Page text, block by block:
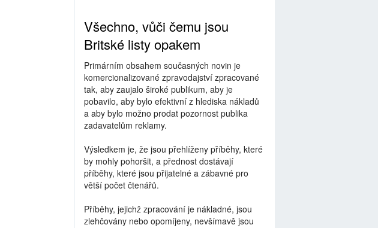
Všechno, vůči čemu jsou
Britské listy opakem
Primárním obsahem současných novin je
komercionalizované zpravodajství zpracované
tak, aby zaujalo široké publikum, aby je
pobavilo, aby bylo efektivní z hlediska nákladů
a aby bylo možno prodat pozornost publika
zadavatelům reklamy.
Výsledkem je, že jsou přehlíženy příběhy, které
by mohly pohoršit, a přednost dostávají
příběhy, které jsou přijatelné a zábavné pro
větší počet čtenářů.
Příběhy, jejichž zpracování je nákladné, jsou
zlehčovány nebo opomíjeny, nevšímavě jsou